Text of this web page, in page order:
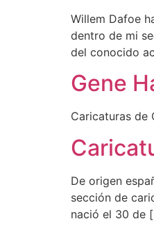
Willem Dafoe
dentro de mi
del conocido
Gene
Caricaturas de
De origen
sección de
nació el 30 de